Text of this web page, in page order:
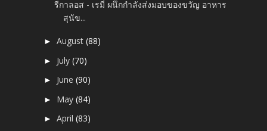
รีกาลอส -​ เรมี่ ผนึกกำลังส่งมอบของขวัญ อาหาร
สุนัข...
►August(88)
► July(70)
► June(90)
► May(84)
►April(83)